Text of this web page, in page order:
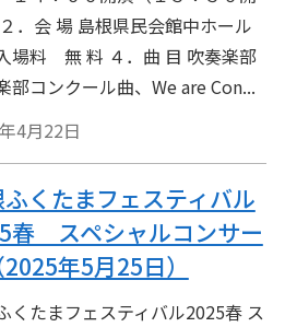
．会 場 島根県民会館中ホール
場料 無 料 ４．曲 目 吹奏楽部
部コンクール曲、We are Con...
4月22日
ふくたまフェスティバル
春 スペシャルコンサー
2025年5月25日）
くたまフェスティバル2025春 ス